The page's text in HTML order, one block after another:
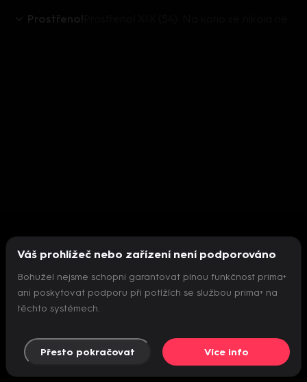
Prostřeno!
Nepodařilo se inicializovat přehrávač
Váš prohlížeč nebo zařízení není podporováno
Bohužel nejsme schopni garantovat plnou funkčnost prima+
ani poskytovat podporu při potížích se službou prima+ na
těchto systémech.
Přesto pokračovat Více info